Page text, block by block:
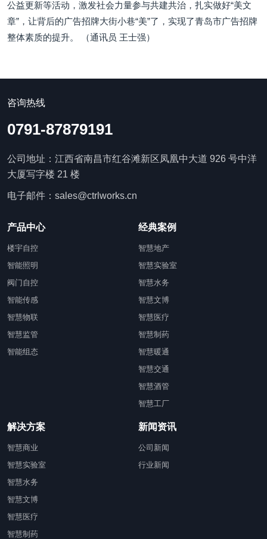
公益更新等活动，激发社会力量参与共建共治，扎实做好“美文
章”，让背后的广告招牌大街小巷“美”了，实现了青岛市广告招牌
整体素质的提升。 （通讯员 王士强）
咨询热线
0791-87879191
公司地址：江西省南昌市红谷滩新区凤凰中大道 926 号中洋
大厦写字楼 21 楼
电子邮件：sales@ctrlworks.cn
产品中心
楼宇自控
智能照明
阀门自控
智能传感
智慧物联
智慧监管
智能组态
经典案例
智慧地产
智慧实验室
智慧水务
智慧文博
智慧医疗
智慧制药
智慧暖通
智慧交通
智慧酒管
智慧工厂
解决方案
智慧商业
智慧实验室
智慧水务
智慧文博
智慧医疗
智慧制药
新闻资讯
公司新闻
行业新闻